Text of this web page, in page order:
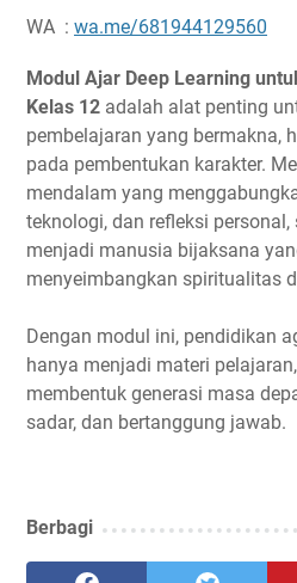
WA : wa.me/681944129560
Modul Ajar Deep Learning
Kelas 12 adalah alat penting
pembelajaran yang bermakna,
pada pembentukan karakter.
mendalam yang
teknologi, dan refleksi
menjadi manusia bijaksana
menyeimbangkan spiritualitas
Dengan modul ini, pendidikan
hanya menjadi materi
membentuk generasi masa
sadar, dan bertanggung jawab.
Berbagi